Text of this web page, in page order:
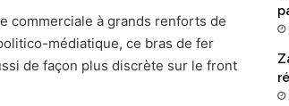
commerciale à grands renforts de
médiatique, ce bras de fer
de façon plus discrète sur le front